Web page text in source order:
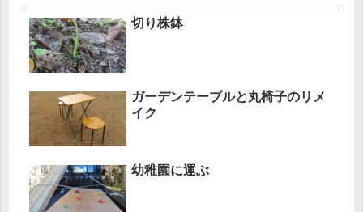
切り株鉢
ガーデンテーブルと丸椅子のリメ
イク
幼稚園に運ぶ